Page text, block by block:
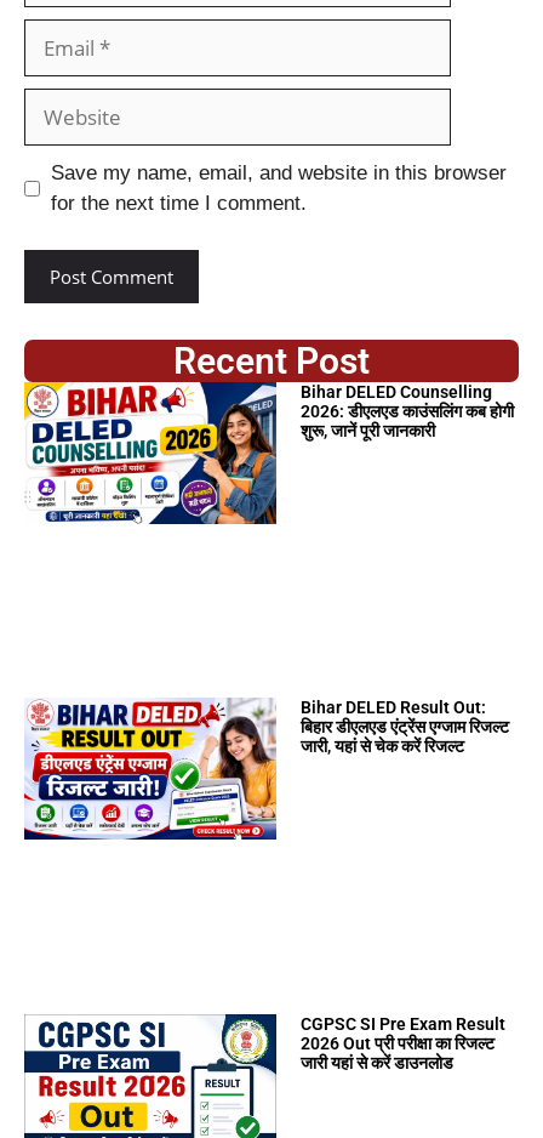
Save my name, email, and website in this browser
for the next time I comment.
Recent Post
Bihar DELED Counselling
2026: डीएलएड काउंसलिंग कब होगी
शुरू, जानें पूरी जानकारी
Bihar DELED Result Out:
बिहार डीएलएड एंट्रेंस एग्जाम रिजल्ट
जारी, यहां से चेक करें रिजल्ट
CGPSC SI Pre Exam Result
2026 Out प्री परीक्षा का रिजल्ट
जारी यहां से करें डाउनलोड